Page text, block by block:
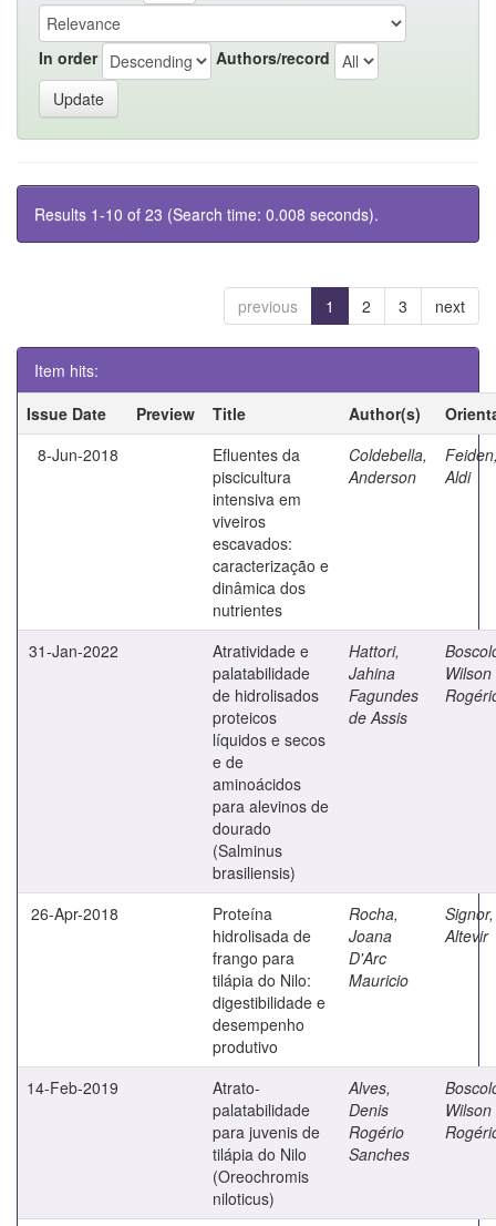
In order Authors/record
Results 1-10 of 23 (Search time: 0.008 seconds).
previous 1 2 3 next
Item hits:
Issue Date
Preview Title Author(s)
8-Jun-2018
Efluentes da
piscicultura
intensiva em
viveiros
escavados:
caracterização e
dinâmica dos
nutrientes
Coldebella,
Anderson
Aldi
31-Jan-2022
Atratividade e
palatabilidade
de hidrolisados
proteicos
líquidos e secos
e de
aminoácidos
para alevinos de
dourado
(Salminus
brasiliensis)
Hattori,
Jahina
Fagundes
de Assis
Wilson
26-Apr-2018
Proteína
hidrolisada de
frango para
tilápia do Nilo:
digestibilidade e
desempenho
produtivo
Rocha,
Joana
D'Arc
Mauricio
Signor,
Altevir
14-Feb-2019
Atrato-
palatabilidade
para juvenis de
tilápia do Nilo
(Oreochromis
niloticus)
Alves,
Denis
Rogério
Sanches
Wilson